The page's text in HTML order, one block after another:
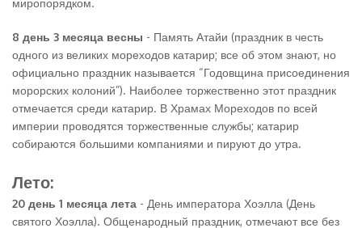
миропорядком.
8 день 3 месяца весны - Память Атайи (праздник в честь
одного из великих мореходов катарир; все об этом знают, но
официально праздник называется “Годовщина присоединения
морорских колоний”). Наиболее торжественно этот праздник
отмечается среди катарир. В Храмах Мореходов по всей
империи проводятся торжественные службы; катарир
собираются большими компаниями и пируют до утра.
Лето:
20 день 1 месяца лета - День императора Хоэлла (День
святого Хоэлла). Общенародный праздник, отмечают все без